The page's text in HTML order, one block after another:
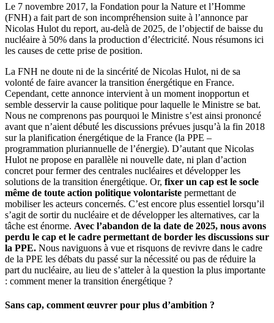
Le 7 novembre 2017, la Fondation pour la Nature et l’Homme
(FNH) a fait part de son incompréhension suite à l’annonce par
Nicolas Hulot du report, au-delà de 2025, de l’objectif de baisse du
nucléaire à 50% dans la production d’électricité. Nous résumons ici
les causes de cette prise de position.
La FNH ne doute ni de la sincérité de Nicolas Hulot, ni de sa
volonté de faire avancer la transition énergétique en France.
Cependant, cette annonce intervient à un moment inopportun et
semble desservir la cause politique pour laquelle le Ministre se bat.
Nous ne comprenons pas pourquoi le Ministre s’est ainsi prononcé
avant que n’aient débuté les discussions prévues jusqu’à la fin 2018
sur la planification énergétique de la France (la PPE –
programmation pluriannuelle de l’énergie). D’autant que Nicolas
Hulot ne propose en parallèle ni nouvelle date, ni plan d’action
concret pour fermer des centrales nucléaires et développer les
solutions de la transition énergétique. Or, fixer un cap est le socle
même de toute action politique volontariste permettant de
mobiliser les acteurs concernés. C’est encore plus essentiel lorsqu’il
s’agit de sortir du nucléaire et de développer les alternatives, car la
tâche est énorme. Avec l’abandon de la date de 2025, nous avons
perdu le cap et le cadre permettant de border les discussions sur
la PPE. Nous naviguons à vue et risquons de revivre dans le cadre
de la PPE les débats du passé sur la nécessité ou pas de réduire la
part du nucléaire, au lieu de s’atteler à la question la plus importante
: comment mener la transition énergétique ?
Sans cap, comment œuvrer pour plus d’ambition ?